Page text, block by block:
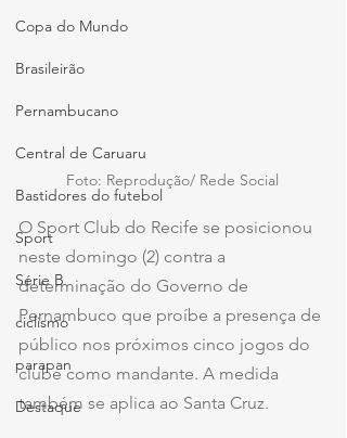
Copa do Mundo
Brasileirão
Pernambucano
Central de Caruaru
Bastidores do futebol
Sport
Série B
ciclismo
parapan
Destaque
Foto: Reprodução/ Rede Social
O Sport Club do Recife se posicionou
neste domingo (2) contra a
determinação do Governo de
Pernambuco que proíbe a presença de
público nos próximos cinco jogos do
clube como mandante. A medida
também se aplica ao Santa Cruz.